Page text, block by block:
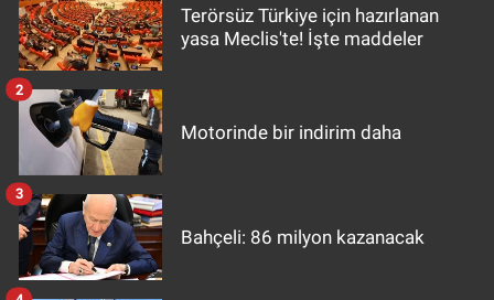
Terörsüz Türkiye için hazırlanan
yasa Meclis'te! İşte maddeler
Motorinde bir indirim daha
2
Bahçeli: 86 milyon kazanacak
3